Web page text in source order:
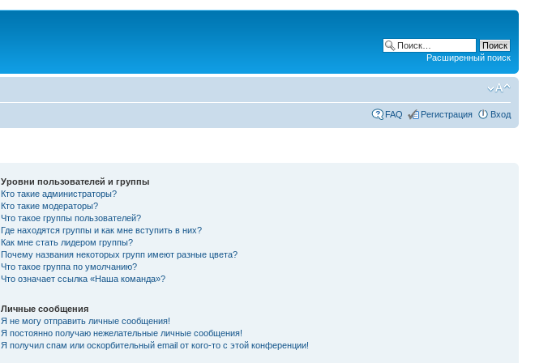
Расширенный поиск
FAQ Регистрация Вход
Уровни пользователей и группы
Кто такие администраторы?
Кто такие модераторы?
Что такое группы пользователей?
Где находятся группы и как мне вступить в них?
Как мне стать лидером группы?
Почему названия некоторых групп имеют разные цвета?
Что такое группа по умолчанию?
Что означает ссылка «Наша команда»?
Личные сообщения
Я не могу отправить личные сообщения!
Я постоянно получаю нежелательные личные сообщения!
Я получил спам или оскорбительный email от кого-то с этой конференции!